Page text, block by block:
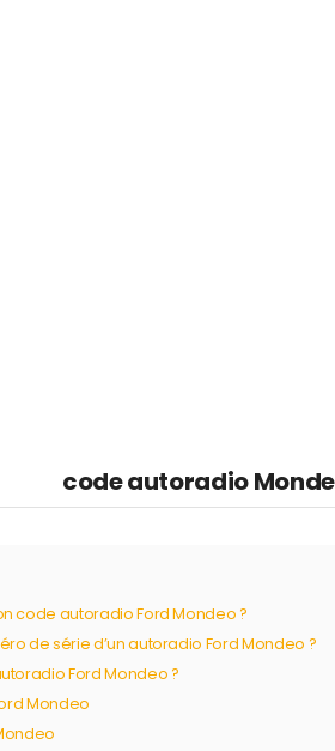
code autoradio
code autoradio Ford Mondeo ?
de série d’un autoradio Ford Mondeo ?
Ford Mondeo ?
Mondeo